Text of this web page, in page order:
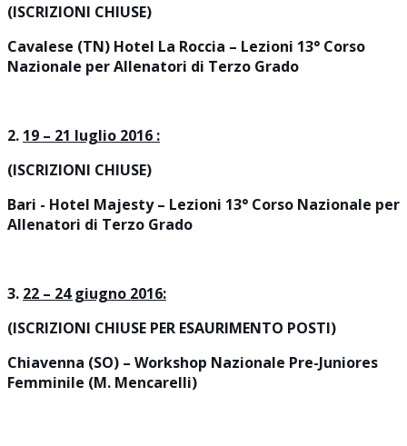
(ISCRIZIONI CHIUSE)
Cavalese (TN) Hotel La Roccia – Lezioni 13° Corso
Nazionale per Allenatori di Terzo Grado
2. 19 – 21 luglio 2016 :
(ISCRIZIONI CHIUSE)
Bari - Hotel Majesty – Lezioni 13° Corso Nazionale per
Allenatori di Terzo Grado
3. 22 – 24 giugno 2016:
(ISCRIZIONI CHIUSE PER ESAURIMENTO POSTI)
Chiavenna (SO) – Workshop Nazionale Pre-Juniores
Femminile (M. Mencarelli)